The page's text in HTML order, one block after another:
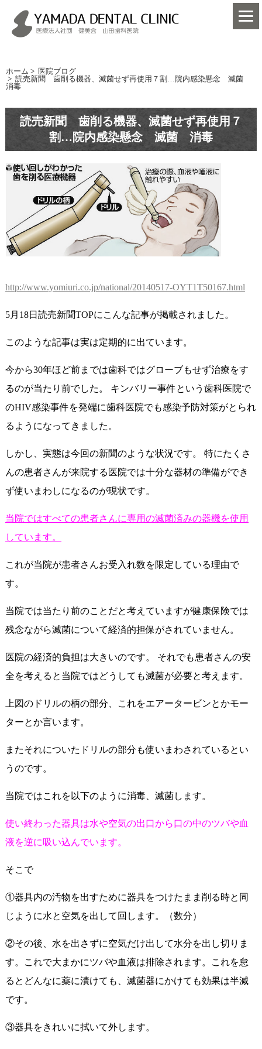
ホーム > 医院ブログ
> 読売新聞 歯削る機器、滅菌せず再使用７割…院内感染懸念 滅菌
消毒
読売新聞 歯削る機器、滅菌せず再使用７
割…院内感染懸念 滅菌 消毒
http://www.yomiuri.co.jp/national/20140517-OYT1T50167.html
5月18日読売新聞TOPにこんな記事が掲載されました。
このような記事は実は定期的に出ています。
今から30年ほど前までは歯科ではグローブもせず治療をす
るのが当たり前でした。 キンバリー事件という歯科医院で
のHIV感染事件を発端に歯科医院でも感染予防対策がとられ
るようになってきました。
しかし、実態は今回の新聞のような状況です。 特にたくさ
んの患者さんが来院する医院では十分な器材の準備ができ
ず使いまわしになるのが現状です。
当院ではすべての患者さんに専用の滅菌済みの器機を使用
しています。
これが当院が患者さんお受入れ数を限定している理由で
す。
当院では当たり前のことだと考えていますが健康保険では
残念ながら滅菌について経済的担保がされていません。
医院の経済的負担は大きいのです。 それでも患者さんの安
全を考えると当院ではどうしても滅菌が必要と考えます。
上図のドリルの柄の部分、これをエアータービンとかモー
ターとか言います。
またそれについたドリルの部分も使いまわされているとい
うのです。
当院ではこれを以下のように消毒、滅菌します。
使い終わった器具は水や空気の出口から口の中のツバや血
液を逆に吸い込んでいます。
そこで
①器具内の汚物を出すために器具をつけたまま削る時と同
じように水と空気を出して回します。（数分）
②その後、水を出さずに空気だけ出して水分を出し切りま
す。これで大まかにツバや血液は排除されます。これを怠
るとどんなに薬に漬けても、滅菌器にかけても効果は半減
です。
③器具をきれいに拭いて外します。